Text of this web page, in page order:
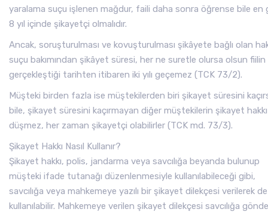
yaralama suçu işlenen mağdur, faili daha sonra öğrense bile en
8 yıl içinde şikayetçi olmalıdır.
Ancak, soruşturulması ve kovuşturulması şikâyete bağlı olan
suçu bakımından şikâyet süresi, her ne suretle olursa olsun fiilin
gerçekleştiği tarihten itibaren iki yılı geçemez (TCK 73/2).
Müşteki birden fazla ise müştekilerden biri şikayet süresini
bile, şikayet süresini kaçırmayan diğer müştekilerin şikayet hakkı
düşmez, her zaman şikayetçi olabilirler (TCK md. 73/3).
Şikayet Hakkı Nasıl Kullanır?
Şikayet hakkı, polis, jandarma veya savcılığa beyanda bulunup
müşteki ifade tutanağı düzenlenmesiyle kullanılabileceği gibi,
savcılığa veya mahkemeye yazılı bir şikayet dilekçesi verilerek de
kullanılabilir. Mahkemeye verilen şikayet dilekçesi savcılığa